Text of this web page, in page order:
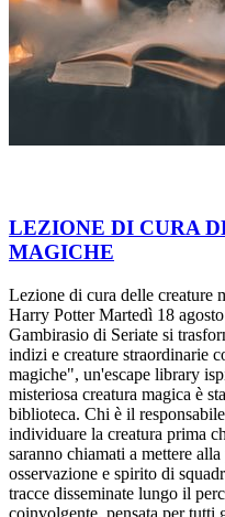
LEZIONE DI CURA
MAGICHE
Lezione di cura delle creature
Harry Potter Martedì 18
Gambirasio di Seriate si
indizi e creature straordinarie
magiche", un'escape library
misteriosa creatura magica è
biblioteca. Chi è il
individuare la creatura prima
saranno chiamati a mettere
osservazione e spirito di
tracce disseminate lungo il